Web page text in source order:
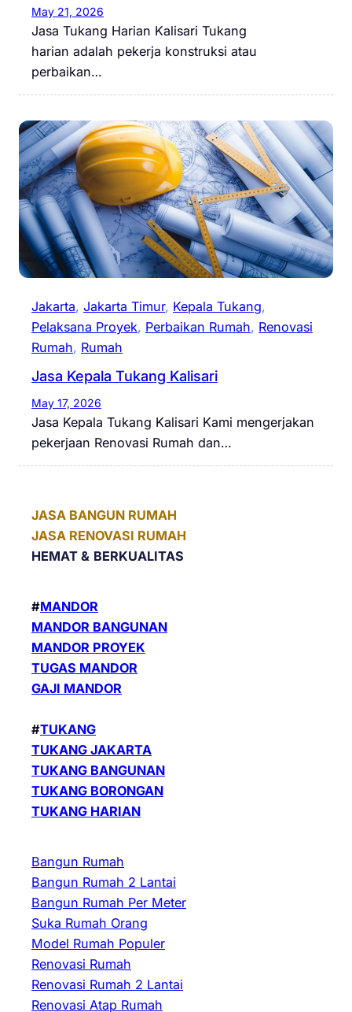
May 21, 2026
Jasa Tukang Harian Kalisari Tukang
harian adalah pekerja konstruksi atau
perbaikan…
Jakarta, Jakarta Timur, Kepala Tukang
Pelaksana Proyek, Perbaikan Rumah, Renovasi
Rumah, Rumah
Jasa Kepala Tukang Kalisari
May 17, 2026
Jasa Kepala Tukang Kalisari Kami mengerjakan
pekerjaan Renovasi Rumah dan…
JASA BANGUN RUMAH
JASA RENOVASI RUMAH
HEMAT & BERKUALITAS
#MANDOR
MANDOR BANGUNAN
MANDOR PROYEK
TUGAS MANDOR
GAJI MANDOR
#TUKANG
TUKANG JAKARTA
TUKANG BANGUNAN
TUKANG BORONGAN
TUKANG HARIAN
Bangun Rumah
Bangun Rumah 2 Lantai
Bangun Rumah Per Meter
Suka Rumah Orang
Model Rumah Populer
Renovasi Rumah
Renovasi Rumah 2 Lantai
Renovasi Atap Rumah